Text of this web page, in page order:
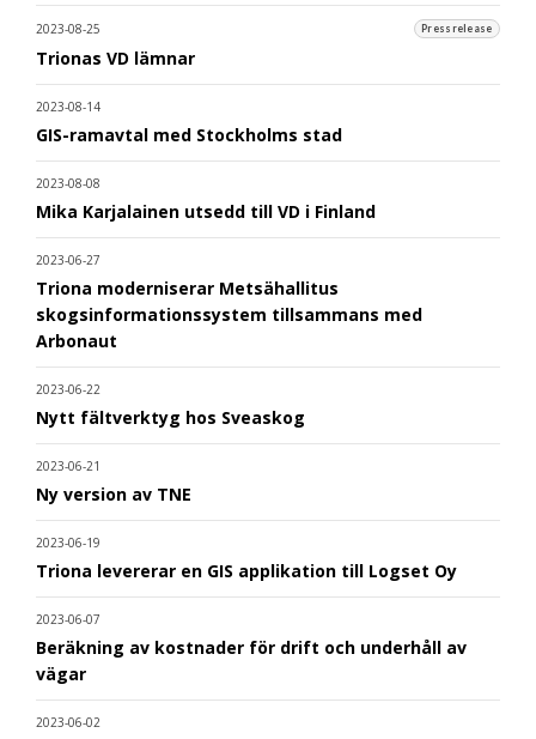
2023-08-25 Pressrelease
Trionas VD lämnar
2023-08-14
GIS-ramavtal med Stockholms stad
2023-08-08
Mika Karjalainen utsedd till VD i Finland
2023-06-27
Triona moderniserar Metsähallitus
skogsinformationssystem tillsammans med
Arbonaut
2023-06-22
Nytt fältverktyg hos Sveaskog
2023-06-21
Ny version av TNE
2023-06-19
Triona levererar en GIS applikation till Logset Oy
2023-06-07
Beräkning av kostnader för drift och underhåll av
vägar
2023-06-02